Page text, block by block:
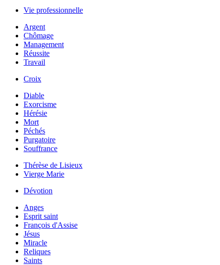
Vie professionnelle
Argent
Chômage
Management
Réussite
Travail
Croix
Diable
Exorcisme
Hérésie
Mort
Péchés
Purgatoire
Souffrance
Thérèse de Lisieux
Vierge Marie
Dévotion
Anges
Esprit saint
François d'Assise
Jésus
Miracle
Reliques
Saints